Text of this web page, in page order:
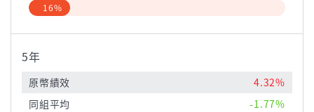
16%
5年
原幣績效
4.32%
同組平均
-1.77%